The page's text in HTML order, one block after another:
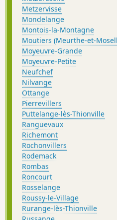
Metzervisse
Mondelange
Montois-la-Montagne
Moutiers (Meurthe-et-
Moyeuvre-Grande
Moyeuvre-Petite
Neufchef
Nilvange
Ottange
Pierrevillers
Puttelange-lès-Thionville
Ranguevaux
Richemont
Rochonvillers
Rodemack
Rombas
Roncourt
Rosselange
Roussy-le-Village
Rurange-lès-Thionville